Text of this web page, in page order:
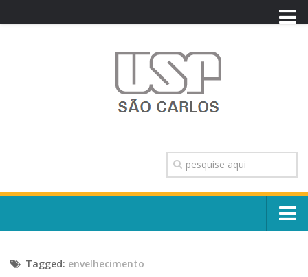
TRANSPARÊNCIA
OUVIDORIA
CONTATO
Escola, Institutos e Órgãos
Tagged: envelhecimento